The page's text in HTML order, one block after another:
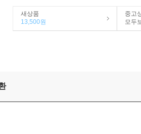
새상품
13,500원
중고
모두
편